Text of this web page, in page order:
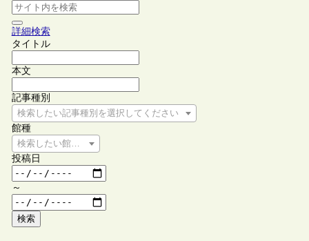
詳細検索
タイトル
本文
記事種別
検索したい記事種別を選択してください
館種
検索したい館種を選択してください
投稿日
～
検索